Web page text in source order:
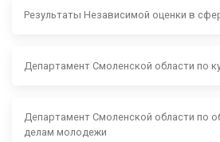
Результаты Независимой оценки в
Департамент Смоленской области по
Департамент Смоленской области по
делам молодежи